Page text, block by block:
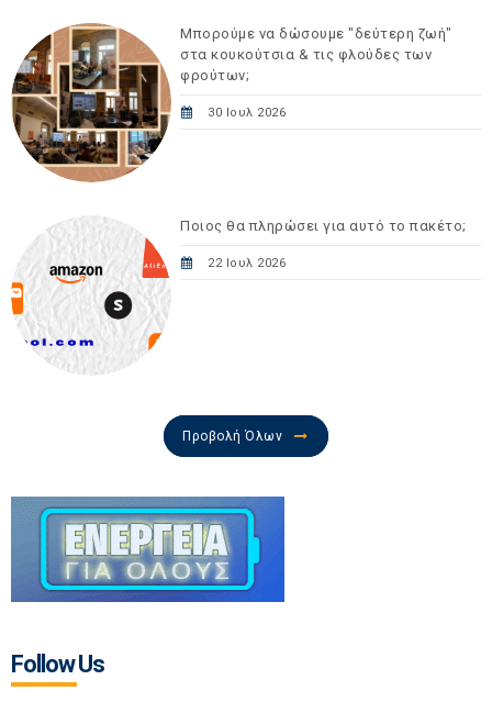
Μπορούμε να δώσουμε "δεύτερη ζωή"
στα κουκούτσια & τις φλούδες των
φρούτων;
30 Ιουλ 2026
Ποιος θα πληρώσει για αυτό το πακέτο;
22 Ιουλ 2026
Προβολή Όλων
Follow Us